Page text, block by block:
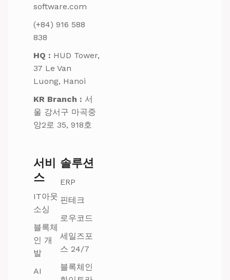
software.com
(+84) 916 588
838
HQ : HUD Tower,
37 Le Van
Luong, Hanoi
KR Branch : 서
울 강서구 마곡중
앙2로 35, 918호
서비
스
IT아웃
소싱
블록체
인 개
발
AI
솔루션
ERP
핀테크
로우코드
세일즈포
스 24/7
블록체인